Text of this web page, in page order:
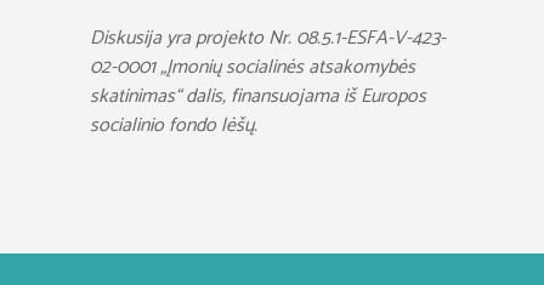
Diskusija yra projekto Nr. 08.5.1-ESFA-V-423-
02-0001 „Įmonių socialinės atsakomybės
skatinimas“ dalis, finansuojama iš Europos
socialinio fondo lėšų.